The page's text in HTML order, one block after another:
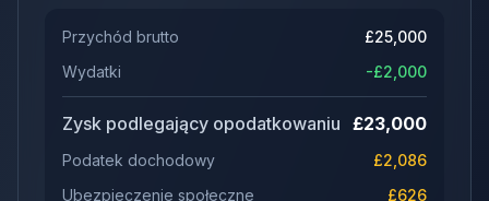
Przychód brutto £25,000
Wydatki
-£2,000
Zysk podlegający opodatkowaniu £23,000
Podatek dochodowy £2,086
Ubezpieczenie społeczne
£626